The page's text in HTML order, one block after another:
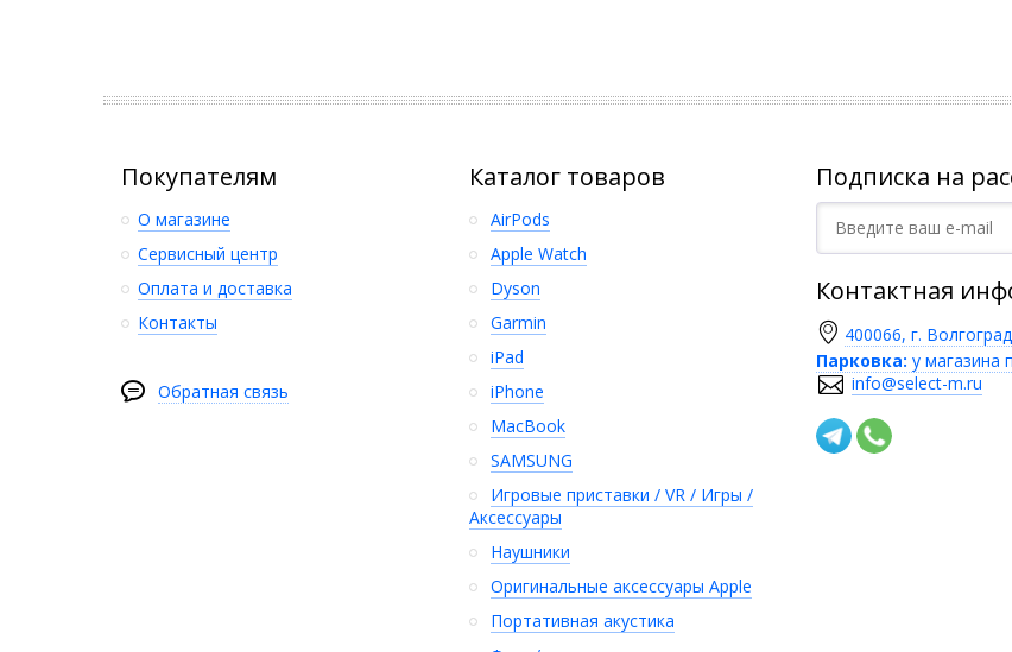
Покупателям
О магазине
Сервисный центр
Оплата и доставка
Контакты
Обратная связь
Каталог товаров
AirPods
Apple Watch
Dyson
Garmin
iPad
iPhone
MacBook
SAMSUNG
Игровые приставки / VR / Игры /
Аксессуары
Наушники
Оригинальные аксессуары Apple
Портативная акустика
Подписка на
Контактная
400066, г.
Парковка: у магазина
info@select-m.ru